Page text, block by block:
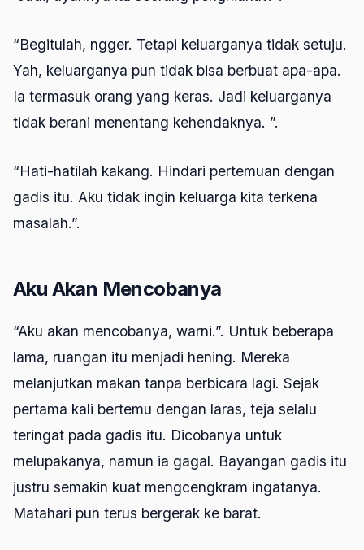
“Begitulah, ngger. Tetapi keluarganya tidak setuju.
Yah, keluarganya pun tidak bisa berbuat apa-apa.
Ia termasuk orang yang keras. Jadi keluarganya
tidak berani menentang kehendaknya. ”.
“Hati-hatilah kakang. Hindari pertemuan dengan
gadis itu. Aku tidak ingin keluarga kita terkena
masalah.”.
Aku Akan Mencobanya
“Aku akan mencobanya, warni.”. Untuk beberapa
lama, ruangan itu menjadi hening. Mereka
melanjutkan makan tanpa berbicara lagi. Sejak
pertama kali bertemu dengan laras, teja selalu
teringat pada gadis itu. Dicobanya untuk
melupakanya, namun ia gagal. Bayangan gadis itu
justru semakin kuat mengcengkram ingatanya.
Matahari pun terus bergerak ke barat.